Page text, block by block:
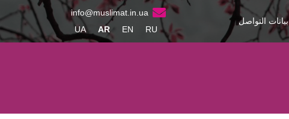
بيانات التواصل
info@muslimat.in.ua
UA
AR EN RU